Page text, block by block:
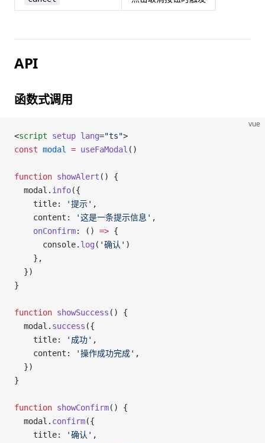
API
函数式调用
vue
<script setup lang="ts">
const modal = useFaModal ()
function showAlert () {
  modal.
info({
    title:
'提示' ,
    content:
'这是一条提示信息' ,
    onConfirm
: () => {
      console.
log ( '确认' )
    },
  })
}
function showSuccess () {
  modal.
success ({
    title:
'成功' ,
    content:
'操作成功完成' ,
  })
}
function showConfirm() {
  modal.
confirm({
    title:
'确认' ,